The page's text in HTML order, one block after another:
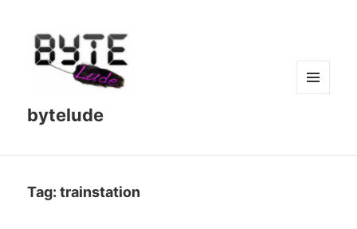
bytelude
Tag:trainstation